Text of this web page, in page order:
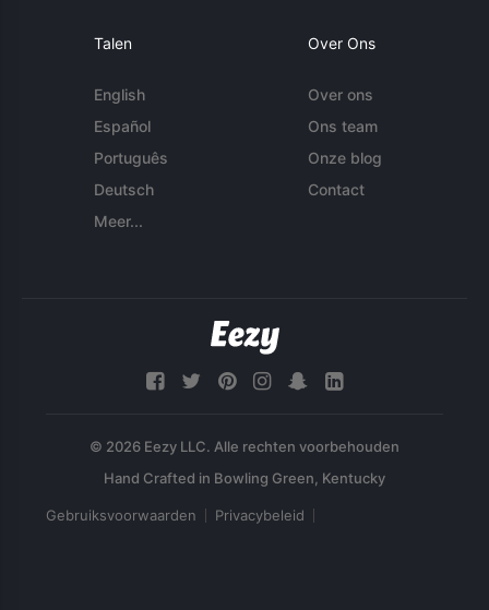
Talen
English
Español
Português
Deutsch
Meer...
Over Ons
Over ons
Ons team
Onze blog
Contact
© 2026 Eezy LLC. Alle rechten voorbehouden
Gebruiksvoorwaarden Privacybeleid